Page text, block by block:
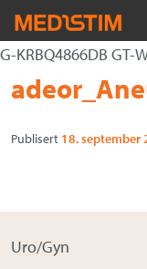
G-KRBQ4866DB GT-
Hjerte-Kar
Nevrokirurgi
Uro/Gyn
Gå
innholdet
Forstørre
Publisert 18. september
Uro/Gyn